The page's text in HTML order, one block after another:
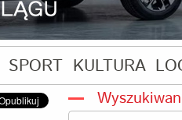
SPORT KULTURA